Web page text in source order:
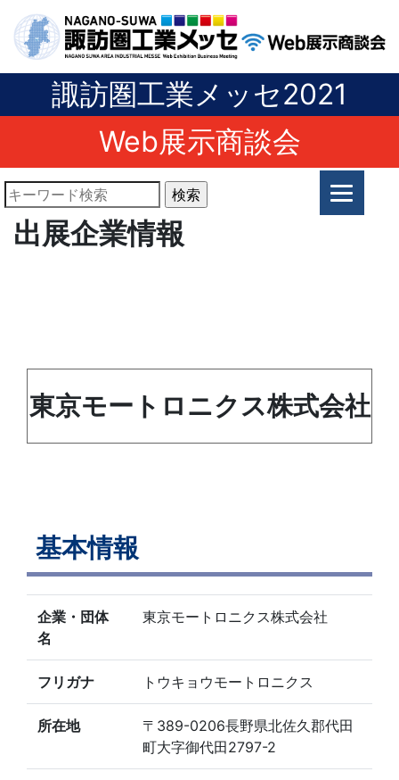
諏訪圏工業メッセ2021
Web展示商談会
出展企業情報
東京モートロニクス株式会社
基本情報
企業・団体
名
東京モートロニクス株式会社
フリガナ トウキョウモートロニクス
所在地
〒389-0206長野県北佐久郡代田
町大字御代田2797-2